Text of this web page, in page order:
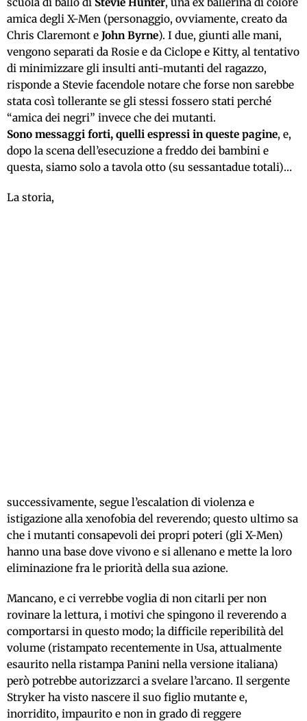
amica degli X-Men (personaggio, ovviamente, creato da
Chris Claremont e John Byrne). I due, giunti alle mani,
vengono separati da Rosie e da Ciclope e Kitty, al tentativo
di minimizzare gli insulti anti-mutanti del ragazzo,
risponde a Stevie facendole notare che forse non sarebbe
stata così tollerante se gli stessi fossero stati perché
“amica dei negri” invece che dei mutanti.
Sono messaggi forti, quelli espressi in queste pagine, e,
dopo la scena dell’esecuzione a freddo dei bambini e
questa, siamo solo a tavola otto (su sessantadue totali)…
La storia,
successivamente, segue l’escalation di violenza e
istigazione alla xenofobia del reverendo; questo ultimo sa
che i mutanti consapevoli dei propri poteri (gli X-Men)
hanno una base dove vivono e si allenano e mette la loro
eliminazione fra le priorità della sua azione.
Mancano, e ci verrebbe voglia di non citarli per non
rovinare la lettura, i motivi che spingono il reverendo a
comportarsi in questo modo; la difficile reperibilità del
volume (ristampato recentemente in Usa, attualmente
esaurito nella ristampa Panini nella versione italiana)
però potrebbe autorizzarci a svelare l’arcano. Il sergente
Stryker ha visto nascere il suo figlio mutante e,
inorridito, impaurito e non in grado di reggere